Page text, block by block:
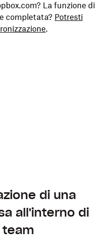
La funzione di
completata? Potresti
.
di una
all'interno di
team